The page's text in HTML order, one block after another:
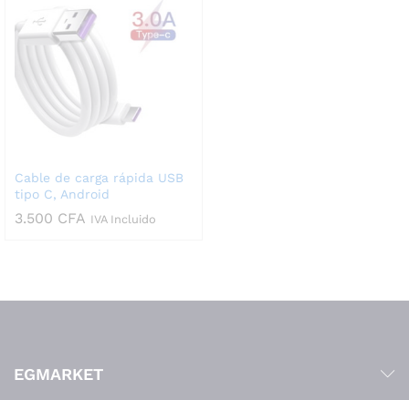
Cable de carga rápida USB
tipo C, Android
3.500 CFA IVA Incluido
EGMARKET